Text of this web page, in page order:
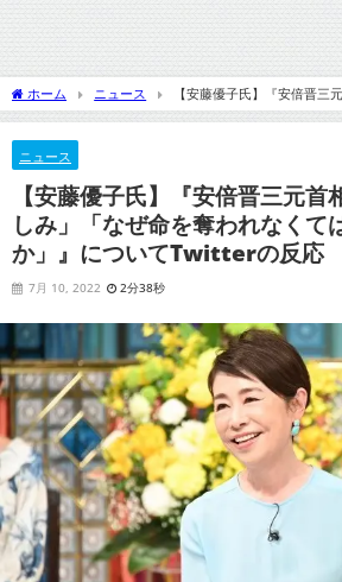
ホーム ニュース
【安藤優子氏】『安倍晋三
「なぜ命を奪われなくてはならなかったのか」』につ
ニュース
【安藤優子氏】『安倍晋三元
しみ」「なぜ命を奪われなくて
か」』についてTwitterの反応
7月 10, 2022 2分38秒